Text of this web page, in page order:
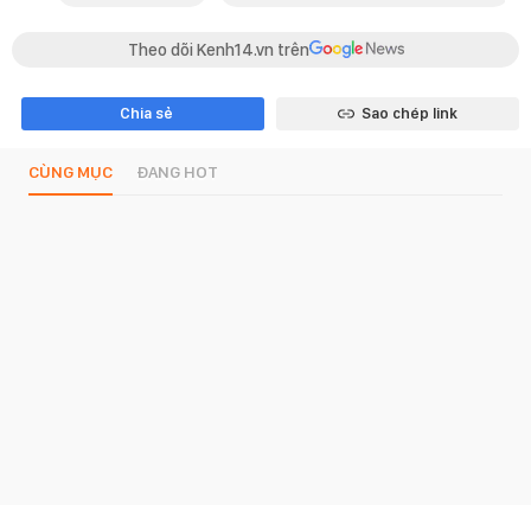
Theo dõi Kenh14.vn trên
Chia sẻ Sao chép link
CÙNG MỤC ĐANG HOT